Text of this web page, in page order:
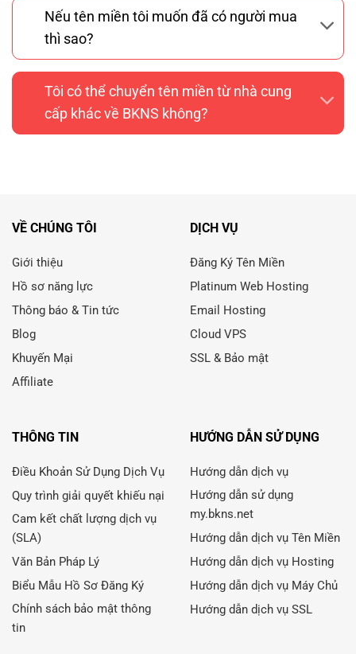
Nếu tên miền tôi muốn đã có người mua
thì sao?
Tôi có thể chuyển tên miền từ nhà cung
cấp khác về BKNS không?
VỀ CHÚNG TÔI
Giới thiệu
Hồ sơ năng lực
Thông báo & Tin tức
Blog
Khuyến Mại
Affiliate
DỊCH VỤ
Đăng Ký Tên Miền
Platinum Web Hosting
Email Hosting
Cloud VPS
SSL & Bảo mật
THÔNG TIN
Điều Khoản Sử Dụng Dịch Vụ
Quy trình giải quyết khiếu nại
Cam kết chất lượng dịch vụ
(SLA)
Văn Bản Pháp Lý
Biểu Mẫu Hồ Sơ Đăng Ký
Chính sách bảo mật thông
tin
HƯỚNG DẪN SỬ DỤNG
Hướng dẫn dịch vụ
Hướng dẫn sử dụng
my.bkns.net
Hướng dẫn dịch vụ Tên Miền
Hướng dẫn dịch vụ Hosting
Hướng dẫn dịch vụ Máy Chủ
Hướng dẫn dịch vụ SSL